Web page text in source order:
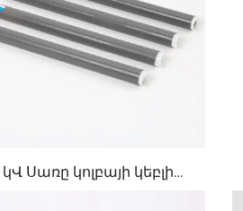
կՎ Սառը կոլբայի կեբլի